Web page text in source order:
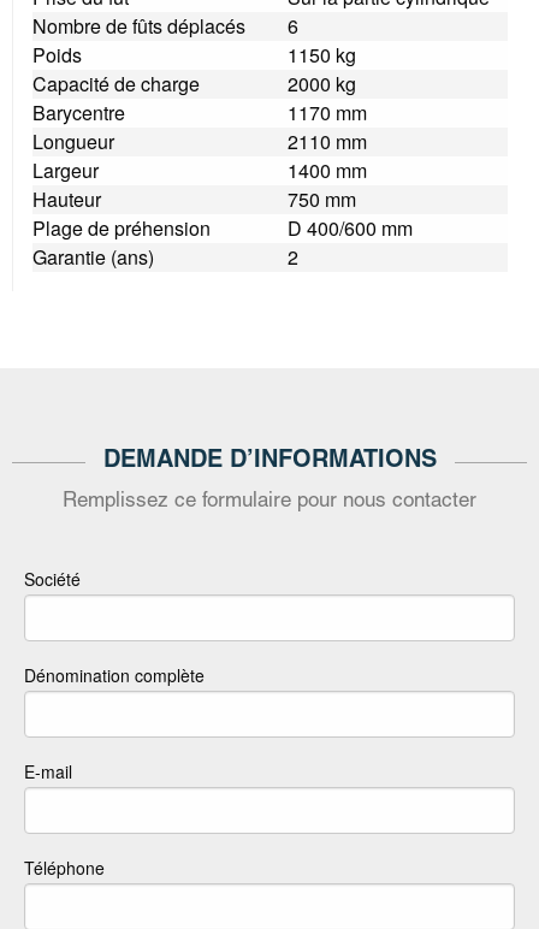
Nombre de fûts déplacés
6
Poids
1150 kg
Capacité de charge
2000 kg
Barycentre
1170 mm
Longueur
2110 mm
Largeur
1400 mm
Hauteur
750 mm
Plage de préhension
D 400/600 mm
Garantie (ans)
2
DEMANDE D’INFORMATIONS
Remplissez ce formulaire pour nous contacter
Société
Dénomination complète
E-mail
Téléphone